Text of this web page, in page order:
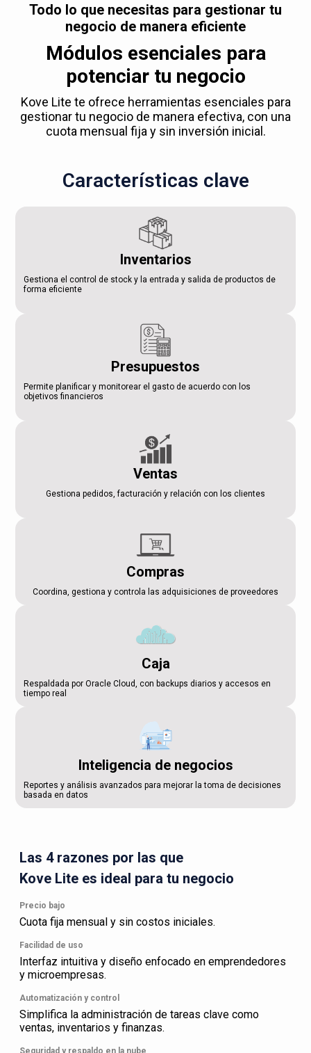
Todo lo que necesitas para gestionar tu
negocio de manera eficiente
Módulos esenciales para
potenciar tu negocio
Kove Lite te ofrece herramientas esenciales para
gestionar tu negocio de manera efectiva, con una
cuota mensual fija y sin inversión inicial.
Características clave
Inventarios
Gestiona el control de stock y la entrada y salida de productos de
forma eficiente
Presupuestos
Permite planificar y monitorear el gasto de acuerdo con los
objetivos financieros
Ventas
Gestiona pedidos, facturación y relación con los clientes
Compras
Coordina, gestiona y controla las adquisiciones de proveedores
Caja
Respaldada por Oracle Cloud, con backups diarios y accesos en
tiempo real
Inteligencia de negocios
Reportes y análisis avanzados para mejorar la toma de decisiones
basada en datos
Las 4 razones por las que
Kove Lite es ideal para tu negocio
Precio bajo
Cuota fija mensual y sin costos iniciales.
Facilidad de uso
Interfaz intuitiva y diseño enfocado en emprendedores
y microempresas.
Automatización y control
Simplifica la administración de tareas clave como
ventas, inventarios y finanzas.
Seguridad y respaldo en la nube